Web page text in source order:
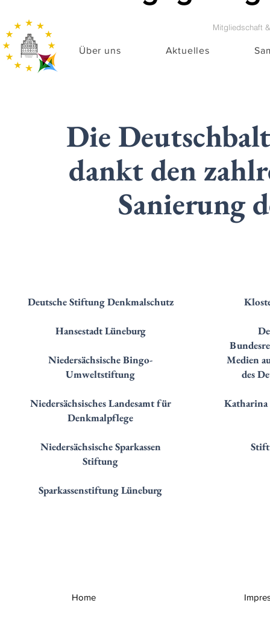
Über uns Aktuelles
Mitgliedschaft
Die
dankt den
Sanierung
Deutsche Stiftung Denkmalschutz
Hansestadt Lüneburg
Niedersächsische Bingo-
Umweltstiftung
Niedersächsisches Landesamt für
Denkmalpflege
Niedersächsische Sparkassen
Stiftung
Sparkassenstiftung Lüneburg
Medien
des
Home